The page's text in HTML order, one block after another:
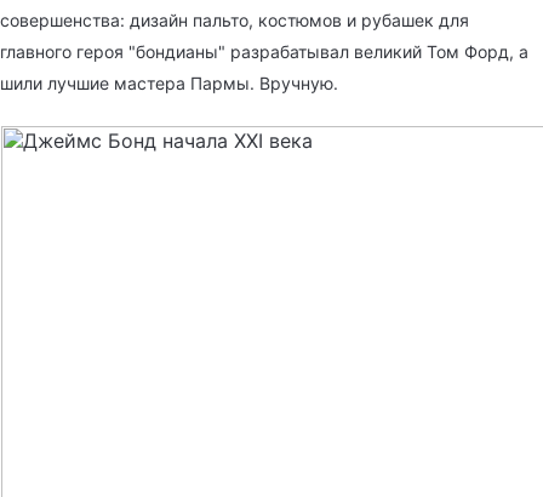
совершенства: дизайн пальто, костюмов и рубашек для
главного героя "бондианы" разрабатывал великий Том Форд, а
шили лучшие мастера Пармы. Вручную.